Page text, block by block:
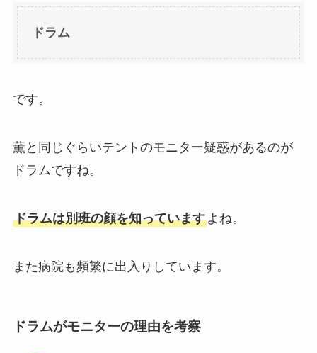
ドラム
です。
薫と同じぐらいテントのモニター疑惑があるのが
ドラムですね。
ドラムは別班の顔を知っていますよね。
また病院も頻繁に出入りしています。
ドラムがモニターの理由を考察